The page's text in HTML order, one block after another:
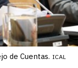
de Cuentas. ICAL